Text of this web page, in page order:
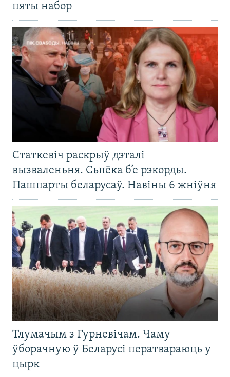
пяты набор
Статкевіч раскрыў дэталі
вызваленьня. Сьпёка б’е рэкорды.
Пашпарты беларусаў. Навіны 6 жніўня
Тлумачым з Гурневічам. Чаму
ўборачную ў Беларусі ператвараюць у
цырк